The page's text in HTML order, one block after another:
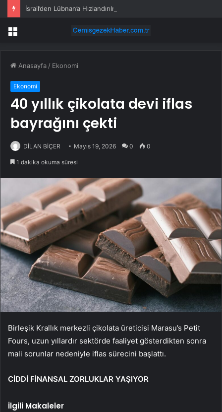
İsrail’den Lübnan’a Hızlandırılmış Saldırılar
Menü
Anasayfa / Ekonomi
Ekonomi
40 yıllık çikolata devi iflas
bayrağını çekti
DİLAN BİÇER Mayıs 19, 2026 0 0
1 dakika okuma süresi
Birleşik Krallık merkezli çikolata üreticisi Marasu’s Petit
Fours, uzun yıllardır sektörde faaliyet gösterdikten sonra
mali sorunlar nedeniyle iflas sürecini başlattı.
CİDDİ FİNANSAL ZORLUKLAR YAŞIYOR
İlgili Makaleler